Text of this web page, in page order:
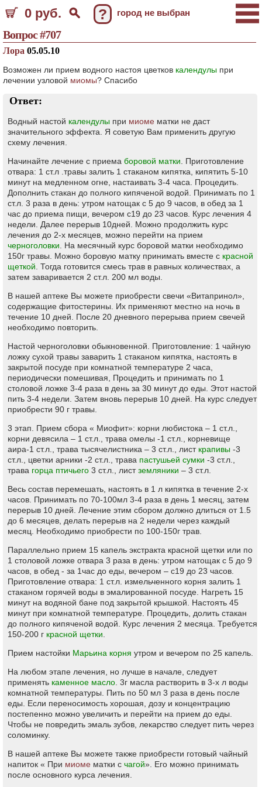
0 руб. ? город не выбран
Вопрос #707
Лора 05.05.10
Возможен ли прием водного настоя цветков календулы при
лечении узловой миомы? Спасибо
Ответ:
Водный настой календулы при миоме матки не даст
значительного эффекта. Я советую Вам применить другую
схему лечения.
Начинайте лечение с приема боровой матки . Приготовление
отвара: 1 ст.л .травы залить 1 стаканом кипятка, кипятить 5-10
минут на медленном огне, настаивать 3-4 часа. Процедить.
Дополнить стакан до полного кипяченой водой. Принимать по 1
ст.л. 3 раза в день: утром натощак с 5 до 9 часов, в обед за 1
час до приема пищи, вечером с19 до 23 часов. Курс лечения 4
недели. Далее перерыв 10дней. Можно продолжить курс
лечения до 2-х месяцев, можно перейти на прием
черноголовки . На месячный курс боровой матки необходимо
150г травы. Можно боровую матку принимать вместе с красной
щеткой . Тогда готовится смесь трав в равных количествах, а
затем заваривается 2 ст.л. 200 мл воды.
В нашей аптеке Вы можете приобрести свечи «Витапринол»,
содержащие фитостерины. Их применяют местно на ночь в
течение 10 дней. После 20 дневного перерыва прием свечей
необходимо повторить.
Настой черноголовки обыкновенной. Приготовление: 1 чайную
ложку сухой травы заварить 1 стаканом кипятка, настоять в
закрытой посуде при комнатной температуре 2 часа,
периодически помешивая, Процедить и принимать по 1
столовой ложке 3-4 раза в день за 30 минут до еды. Этот настой
пить 3-4 недели. Затем вновь перерыв 10 дней. На курс следует
приобрести 90 г травы.
3 этап. Прием сбора « Миофит»: корни любистока – 1 ст.л.,
корни девясила – 1 ст.л., трава омелы -1 ст.л., корневище
аира-1 ст.л., трава тысячелистника – 3 ст.л., лист крапивы -3
ст.л., цветки арники -2 ст.л., трава пастушьей сумки -3 ст.л.,
трава горца птичьего 3 ст.л., листземляники – 3 ст.л.
Весь состав перемешать, настоять в 1 л кипятка в течение 2-х
часов. Принимать по 70-100мл 3-4 раза в день 1 месяц, затем
перерыв 10 дней. Лечение этим сбором должно длиться от 1.5
до 6 месяцев, делать перерыв на 2 недели через каждый
месяц. Необходимо приобрести по 100-150г трав.
Параллельно прием 15 капель экстракта красной щетки или по
1 столовой ложке отвара 3 раза в день: утром натощак с 5 до 9
часов, в обед - за 1час до еды, вечером – с19 до 23 часов.
Приготовление отвара: 1 ст.л. измельченного корня залить 1
стаканом горячей воды в эмалированной посуде. Нагреть 15
минут на водяной бане под закрытой крышкой. Настоять 45
минут при комнатной температуре. Процедить, долить стакан
до полного кипяченой водой. Курс лечения 2 месяца. Требуется
150-200 г красной щетки
Прием настойки Марьина корня утром и вечером по 25 капель.
На любом этапе лечения, но лучше в начале, следует
применять каменное масло . 3г масла растворить в 3-х л воды
комнатной температуры. Пить по 50 мл 3 раза в день после
еды. Если переносимость хорошая, дозу и концентрацию
постепенно можно увеличить и перейти на прием до еды.
Чтобы не повредить эмаль зубов, лекарство следует пить через
соломинку.
В нашей аптеке Вы можете также приобрести готовый чайный
напиток « При миоме матки с чагой». Его можно принимать
после основного курса лечения.